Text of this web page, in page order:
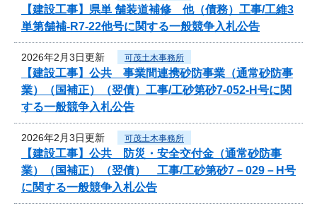
【建設工事】県単 舗装道補修 他（債務）工事/工維3
単第舗補-R7-22他号に関する一般競争入札公告
2026年2月3日更新 可茂土木事務所
【建設工事】公共 事業間連携砂防事業（通常砂防事
業）（国補正）（翌債）工事/工砂第砂7-052-H号に関
する一般競争入札公告
2026年2月3日更新 可茂土木事務所
【建設工事】公共 防災・安全交付金（通常砂防事
業）（国補正）（翌債） 工事/工砂第砂7－029－H号
に関する一般競争入札公告